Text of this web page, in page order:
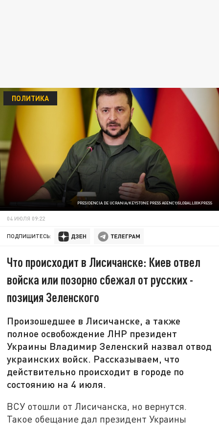
PRESIDENCIA DE UCRANIA/KEYSTONE PRESS AGENCY/GLOBALLOOKPRESS
ПОЛИТИКА
04 ИЮЛЯ 09:22
ПОДПИШИТЕСЬ:
Что происходит в Лисичанске: Киев отвел
войска или позорно сбежал от русских -
позиция Зеленского
Произошедшее в Лисичанске, а также
полное освобождение ЛНР президент
Украины Владимир Зеленский назвал отвод
украинских войск. Рассказываем, что
действительно происходит в городе по
состоянию на 4 июля.
ВСУ отошли от Лисичанска, но вернутся.
Такое обещание дал президент Украины